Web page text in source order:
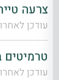
צרעה
עודכן לאחרונה: 08/05/
עודכן לאחרונה: 08/05/